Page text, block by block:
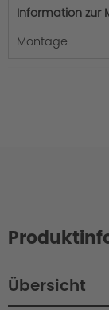
Information zur
Montage
Übersicht